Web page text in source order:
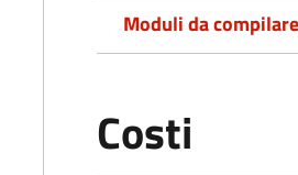
Moduli da
Costi